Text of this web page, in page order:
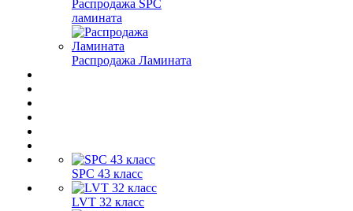
Распродажа SPC
ламината
Распродажа Ламината
SPC 43 класс
LVT 32 класс